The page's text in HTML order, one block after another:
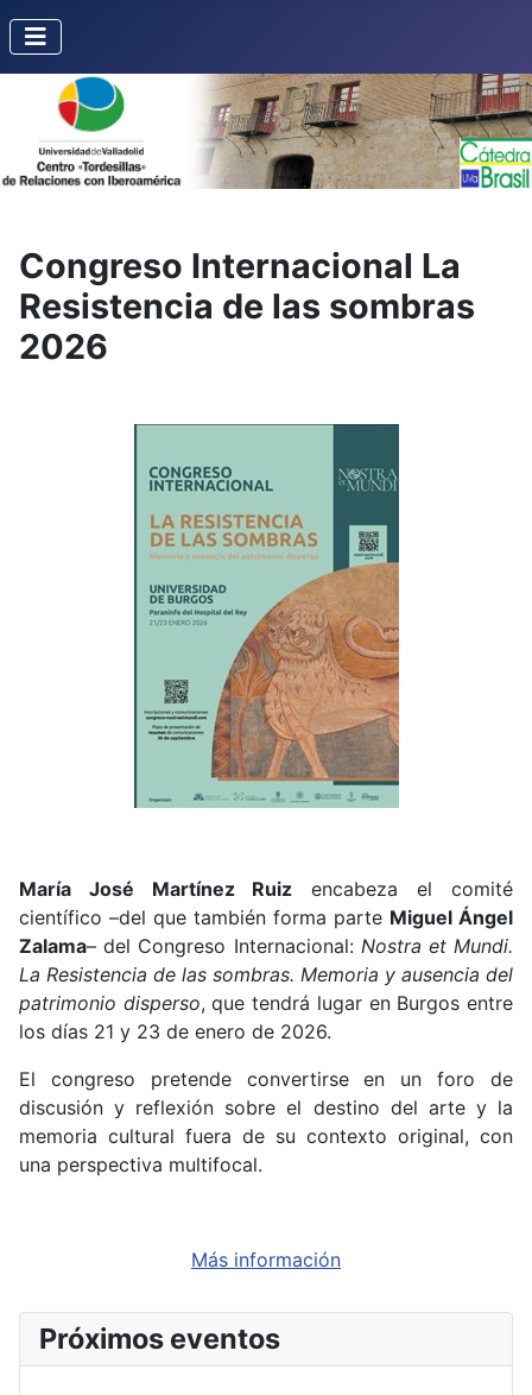
Congreso Internacional La
Resistencia de las sombras
2026
María José Martínez Ruiz encabeza el comité
científico –del que también forma parte Miguel Ángel
Zalama– del Congreso Internacional: Nostra et Mundi.
La Resistencia de las sombras. Memoria y ausencia del
patrimonio disperso, que tendrá lugar en Burgos entre
los días 21 y 23 de enero de 2026.
El congreso pretende convertirse en un foro de
discusión y reflexión sobre el destino del arte y la
memoria cultural fuera de su contexto original, con
una perspectiva multifocal.
Más información
Próximos eventos